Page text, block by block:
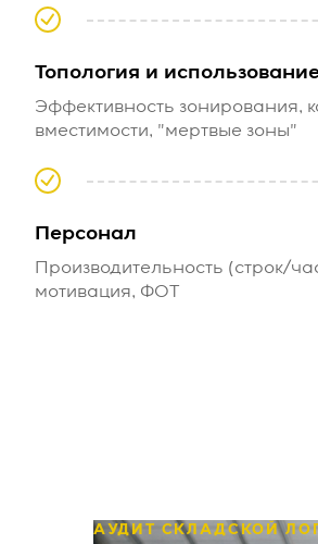
Топология и
Эффективность зонирования,
вместимости, "мертвые зоны"
Персонал
Производительность (строк/
мотивация, ФОТ
АУДИТ СКЛАДСКОЙ